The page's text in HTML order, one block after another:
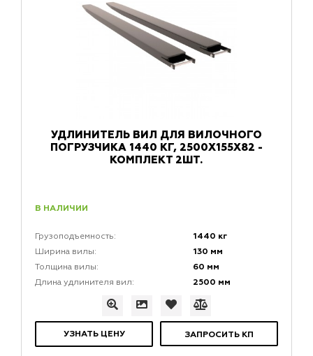
УДЛИНИТЕЛЬ ВИЛ ДЛЯ ВИЛОЧНОГО
ПОГРУЗЧИКА 1440 КГ, 2500X155X82 -
КОМПЛЕКТ 2ШТ.
В НАЛИЧИИ
Грузоподъемность: 1440 кг
Ширина вилы: 130 мм
Толщина вилы: 60 мм
Длина удлинителя вил: 2500 мм
УЗНАТЬ ЦЕНУ ЗАПРОСИТЬ КП